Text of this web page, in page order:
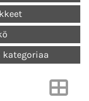
kategoriaa